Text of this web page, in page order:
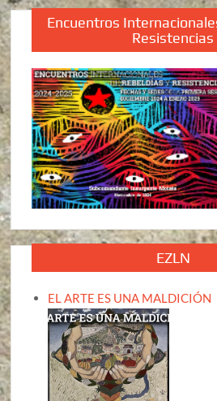
Encuentros
Resistencias
EZLN
EL ARTE ES UNA MALDICIÓN